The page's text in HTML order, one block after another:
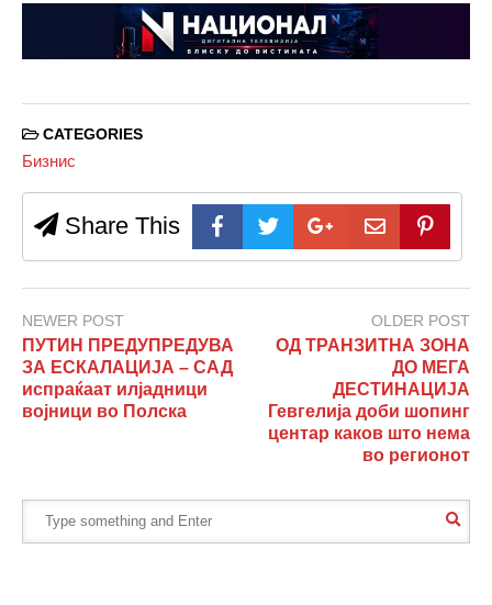
CATEGORIES
Бизнис
Share This
NEWER POST
ПУТИН ПРЕДУПРЕДУВА
ЗА ЕСКАЛАЦИЈА – САД
испраќаат илјадници
војници во Полска
OLDER POST
ОД ТРАНЗИТНА ЗОНА
ДО МЕГА
ДЕСТИНАЦИЈА
Гевгелија доби шопинг
центар каков што нема
во регионот